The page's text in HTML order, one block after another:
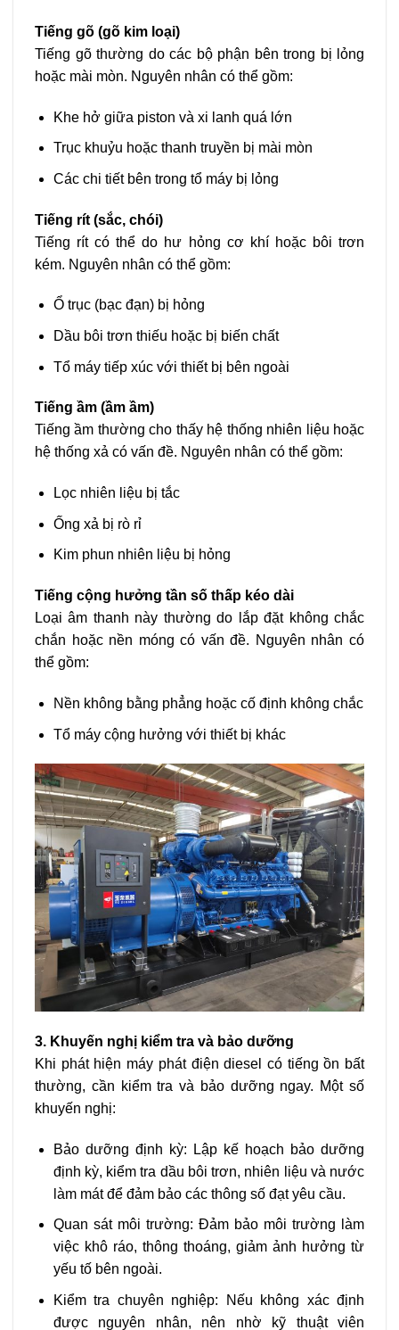
Tiếng gõ (gõ kim loại)
Tiếng gõ thường do các bộ phận bên trong bị lỏng
hoặc mài mòn. Nguyên nhân có thể gồm:
Khe hở giữa piston và xi lanh quá lớn
Trục khuỷu hoặc thanh truyền bị mài mòn
Các chi tiết bên trong tổ máy bị lỏng
Tiếng rít (sắc, chói)
Tiếng rít có thể do hư hỏng cơ khí hoặc bôi trơn
kém. Nguyên nhân có thể gồm:
Ổ trục (bạc đạn) bị hỏng
Dầu bôi trơn thiếu hoặc bị biến chất
Tổ máy tiếp xúc với thiết bị bên ngoài
Tiếng ầm (ầm ầm)
Tiếng ầm thường cho thấy hệ thống nhiên liệu hoặc
hệ thống xả có vấn đề. Nguyên nhân có thể gồm:
Lọc nhiên liệu bị tắc
Ống xả bị rò rỉ
Kim phun nhiên liệu bị hỏng
Tiếng cộng hưởng tần số thấp kéo dài
Loại âm thanh này thường do lắp đặt không chắc
chắn hoặc nền móng có vấn đề. Nguyên nhân có
thể gồm:
Nền không bằng phẳng hoặc cố định không chắc
Tổ máy cộng hưởng với thiết bị khác
3. Khuyến nghị kiểm tra và bảo dưỡng
Khi phát hiện máy phát điện diesel có tiếng ồn bất
thường, cần kiểm tra và bảo dưỡng ngay. Một số
khuyến nghị:
Bảo dưỡng định kỳ: Lập kế hoạch bảo dưỡng
định kỳ, kiểm tra dầu bôi trơn, nhiên liệu và nước
làm mát để đảm bảo các thông số đạt yêu cầu.
Quan sát môi trường: Đảm bảo môi trường làm
việc khô ráo, thông thoáng, giảm ảnh hưởng từ
yếu tố bên ngoài.
Kiểm tra chuyên nghiệp: Nếu không xác định
được nguyên nhân, nên nhờ kỹ thuật viên